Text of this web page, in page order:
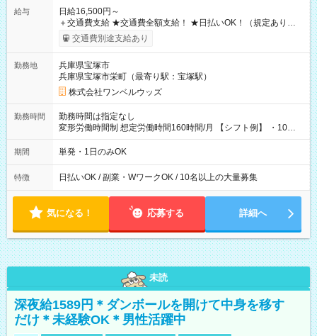
給与
日給16,500円～
＋交通費支給 ★交通費全額支給！ ★日払いOK！（規定あり） ┗
働いたその日に現金GET♪ お仕事後はコンビニATMから 日払
交通費別途支給あり
勤務地
兵庫県宝塚市
兵庫県宝塚市栄町（最寄り駅：宝塚駅）
株式会社ワンベルウッズ
勤務時間
勤務時間は指定なし
変形労働時間制 想定労働時間160時間/月 【シフト例】 ・10：
00～20：00
期間 単発・1日のみOK
特徴 日払いOK / 副業・WワークOK / 10名以上の大量募集
気になる！ 応募する 詳細へ
未読
深夜給1589円＊ダンボールを開けて中身を移す
だけ＊未経験OK＊男性活躍中